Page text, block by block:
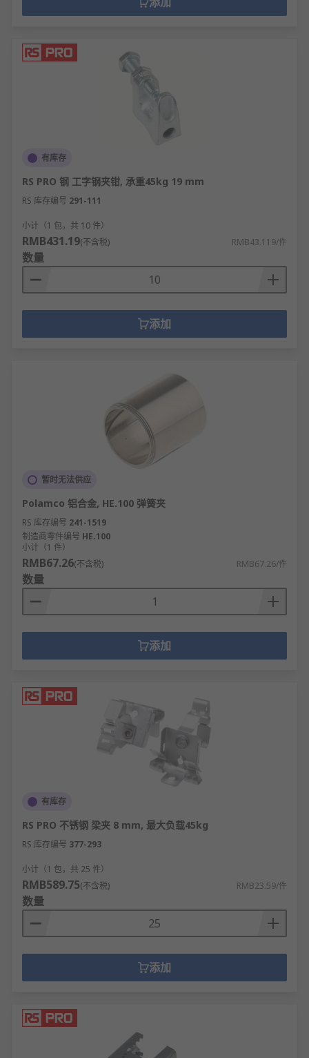
有库存
RS PRO 钢 工字钢夹钳, 承重45kg 19 mm
RS 库存编号 291-111
小计（1 包，共 10 件）
RMB431.19(不含税) RMB43.119/件
数量
添加
暂时无法供应
Polamco 铝合金, HE.100 弹簧夹
RS 库存编号 241-1519
制造商零件编号 HE.100
小计（1 件）
RMB67.26(不含税) RMB67.26/件
数量
添加
有库存
RS PRO 不锈钢 梁夹 8 mm, 最大负载45kg
RS 库存编号 377-293
小计（1 包，共 25 件）
RMB589.75(不含税) RMB23.59/件
数量
添加